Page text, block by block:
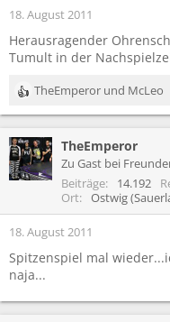
18. August 2011
Herausragender
Tumult in der
R
e
k
t
i
n
e
:
TheEmperor und McLeo
TheEmperor
Zu Gast bei
Beiträge 14.192
Ort
Ostwig
18. August 2011
Spitzenspiel mal
naja...